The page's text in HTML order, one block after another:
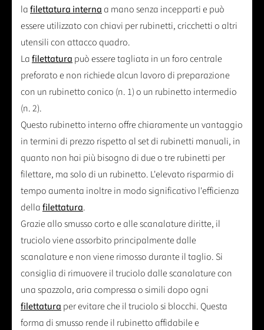
lafilettatura internaa mano senza incepparti e può
essere utilizzato con chiavi per rubinetti, cricchetti o altri
utensili con attacco quadro.
Lafilettatura può essere tagliata in un foro centrale
preforato e non richiede alcun lavoro di preparazione
con un rubinetto conico (n. 1) o un rubinetto intermedio
(n. 2).
Questo rubinetto interno offre chiaramente un vantaggio
in termini di prezzo rispetto al set di rubinetti manuali, in
quanto non hai più bisogno di due o tre rubinetti per
filettare, ma solo di un rubinetto. L'elevato risparmio di
tempo aumenta inoltre in modo significativo l'efficienza
dellafilettatura.
Grazie allo smusso corto e alle scanalature diritte, il
truciolo viene assorbito principalmente dalle
scanalature e non viene rimosso durante il taglio. Si
consiglia di rimuovere il truciolo dalle scanalature con
una spazzola, aria compressa o simili dopo ogni
filettatura per evitare che il truciolo si blocchi. Questa
forma di smusso rende il rubinetto affidabile e